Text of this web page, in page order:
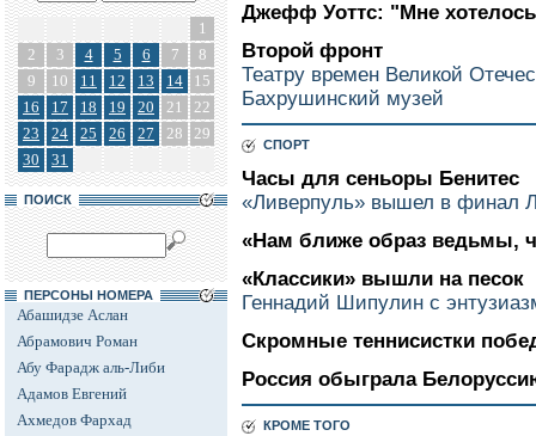
1
2
3 4 5 6 7
8
9
10 11 12 13 14
15
16
17 18 19 20 21
22
23
24 25 26 27 28
29
30
31
ПОИСК
ПЕРСОНЫ НОМЕРА
Абашидзе Аслан
Абрамович Роман
Абу Фарадж аль-Либи
Адамов Евгений
Ахмедов Фархад
Джефф Уоттс: "Мне
Второй фронт
Театру времен Великой
Бахрушинский музей
СПОРТ
Часы для сеньоры Бенитес
«Ливерпуль» вышел в финал
«Нам ближе образ ведьмы,
«Классики» вышли на песок
Геннадий Шипулин с
Скромные теннисистки
Россия обыграла
КРОМЕ ТОГО